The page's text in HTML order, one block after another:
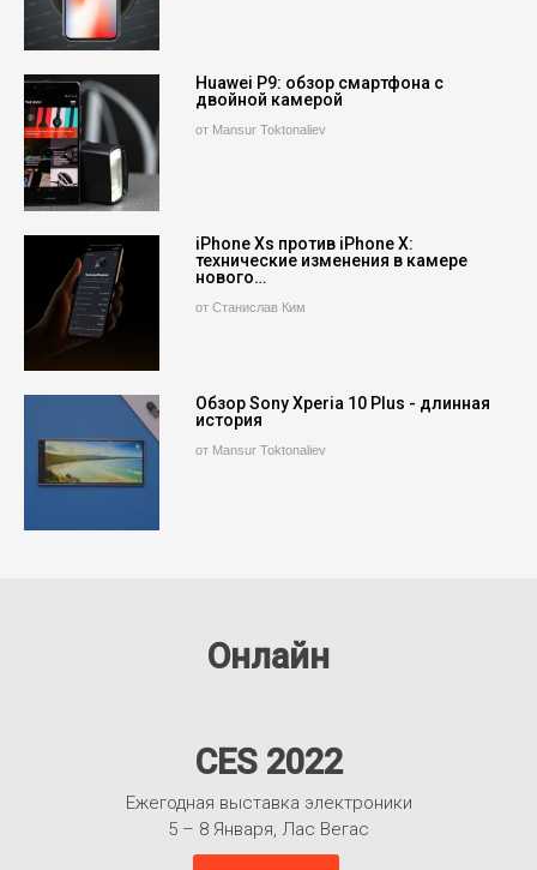
Huawei P9: обзор смартфона с
двойной камерой
от Mansur Toktonaliev
iPhone Xs против iPhone X:
технические изменения в камере
нового…
от Станислав Ким
Обзор Sony Xperia 10 Plus - длинная
история
от Mansur Toktonaliev
Онлайн
CES 2022
Ежегодная выставка электроники
5 – 8 Января, Лас Вегас